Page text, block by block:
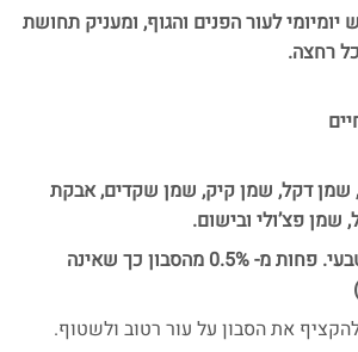
לעור הפנים והגוף, ומעניק תחושת
רחצה.
שמן דקל, שמן קיק, שמן שקדים, אבקת
שמן פצ’ולי ובישום.
(מכיל בושם – אינו טבעי. פחות מ- 0.5% מהסבון כך שאינה
את הסבון על עור רטוב ולשטוף.